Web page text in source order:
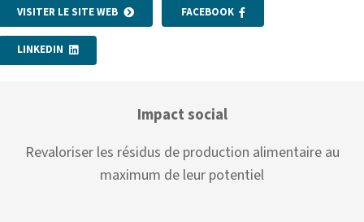
VISITER LE SITE WEB FACEBOOK
LINKEDIN
Impact social
Revaloriser les résidus de production alimentaire au
maximum de leur potentiel